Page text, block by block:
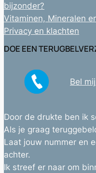
bijzonder?
Vitaminen, Mineralen
Privacy en klachten
DOE EEN
Bel
Door de drukte ben ik
Als je graag
Laat jouw nummer en
achter.
Ik streef er naar om